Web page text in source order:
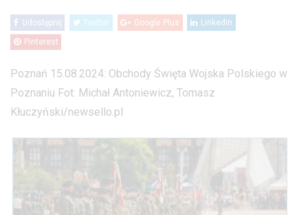
Udostępnij Twitter Google Plus LinkedIn
Pinterest
Poznań 15.08.2024: Obchody Święta Wojska Polskiego w
Poznaniu Fot: Michał Antoniewicz, Tomasz
Kłuczyński/newsello.pl